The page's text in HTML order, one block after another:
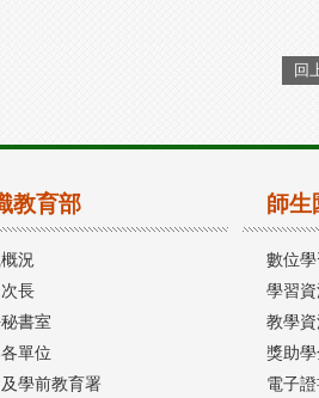
回
教育部
況
長
書室
單位
學前教育署
師生
數位
學習
教學
獎助
電子